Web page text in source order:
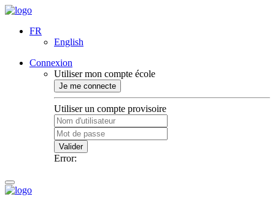
FR
English
Connexion
Utiliser mon compte école
Je me connecte
Utiliser un compte provisoire
Valider
Error: